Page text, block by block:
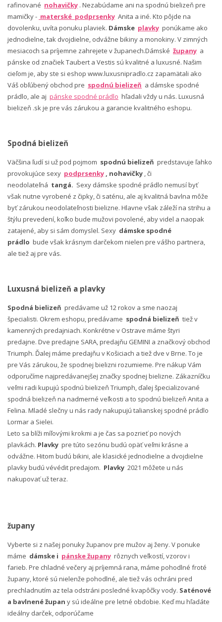
rafinované nohavičky . Nezabúdame ani na spodnú bielizeň pre
mamičky - materské podprsenky Anita a iné. Kto pôjde na
dovolenku, uvíta ponuku plaviek. Dámske plavky ponúkame ako
jednodielne, tak dvojdielne, odvážne bikiny a monokiny. V zimných
mesiacoch sa príjemne zahrejete v županech.Dámské župany a
pánske od značiek Taubert a Vestis sú kvalitné a luxusné. Našim
cieľom je, aby ste si eshop www.luxusnipradlo.cz zapamätali ako
Váš obľúbený obchod pre spodnú bielizeň a dámske spodné
prádlo, ale aj pánske spodné prádlo hľadali vždy u nás. Luxusná
bielizeň .sk je pre vás zárukou a garancie kvalitného eshopu.
Spodná bielizeň
Väčšina ľudí si už pod pojmom spodnú bielizeň predstavuje ľahko
provokujúce sexy podprsenky , nohavičky , či
neodolateľná tangá. Sexy dámske spodné prádlo nemusí byť
však nutne vyrobené z čipky, či saténu, ale aj kvalitná bavlna môže
byť zárukou neodolateľnosti bielizne. Hlavne však záleží na strihu a
štýlu prevedení, koľko bude mužovi povolené, aby videl a naopak
zatajené, aby si sám domyslel. Sexy dámske spodné
prádlo bude však krásnym darčekom nielen pre vášho partnera,
ale tiež aj pre vás.
Luxusná bielizeň a plavky
Spodná bielizeň predávame už 12 rokov a sme naozaj
špecialisti. Okrem eshopu, predávame spodná bielizeň tiež v
kamenných predajniach. Konkrétne v Ostrave máme štyri
predajne. Dve predajne SARA, predajňu GEMINI a značkový obchod
Triumph. Ďalej máme predajňu v Košiciach a tiež dve v Brne. To je
pre Vás zárukou, že spodnej bielizni rozumieme. Pre nákup Vám
odporučíme najpredávanejšej značky spodnej bielizne. Zákazníčku
veľmi radi kupujú spodnú bielizeň Triumph, ďalej špecializované
spodná bielizeň na nadmerné veľkosti a to spodnú bielizeň Anita a
Felina. Mladé slečny u nás rady nakupujú talianskej spodné prádlo
Lormar a Sielei.
Leto sa blíži míľovými krokmi a je čas sa pozrieť po nových
plavkách. Plavky pre túto sezónu budú opäť veľmi krásne a
odvážne. Hitom budú bikini, ale klasické jednodielne a dvojdielne
plavky budú vévédit predajom. Plavky 2021 môžete u nás
nakupovať už teraz.
župany
Vyberte si z našej ponuky županov pre mužov aj ženy. V ponuke
máme dámske i pánske župany rôznych veľkostí, vzorov i
farieb. Pre chladné večery aj príjemná rana, máme pohodlné froté
župany, ktoré sú nielenže pohodlné, ale tiež vás ochráni pred
prechladnutím az tela odstráni posledné kvapôčky vody. Saténové
a bavlnené župan y sú ideálne pre letné obdobie. Keď mu hľadáte
ideálny darček, odporúčame